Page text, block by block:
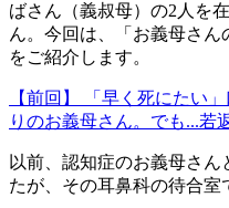
ばさん（義叔母）の2人を
ん。今回は、「お義母さん
をご紹介します。
【前回】 「早く死にたい
りのお義母さん。でも...若
以前、認知症のお義母さん
たが、その耳鼻科の待合